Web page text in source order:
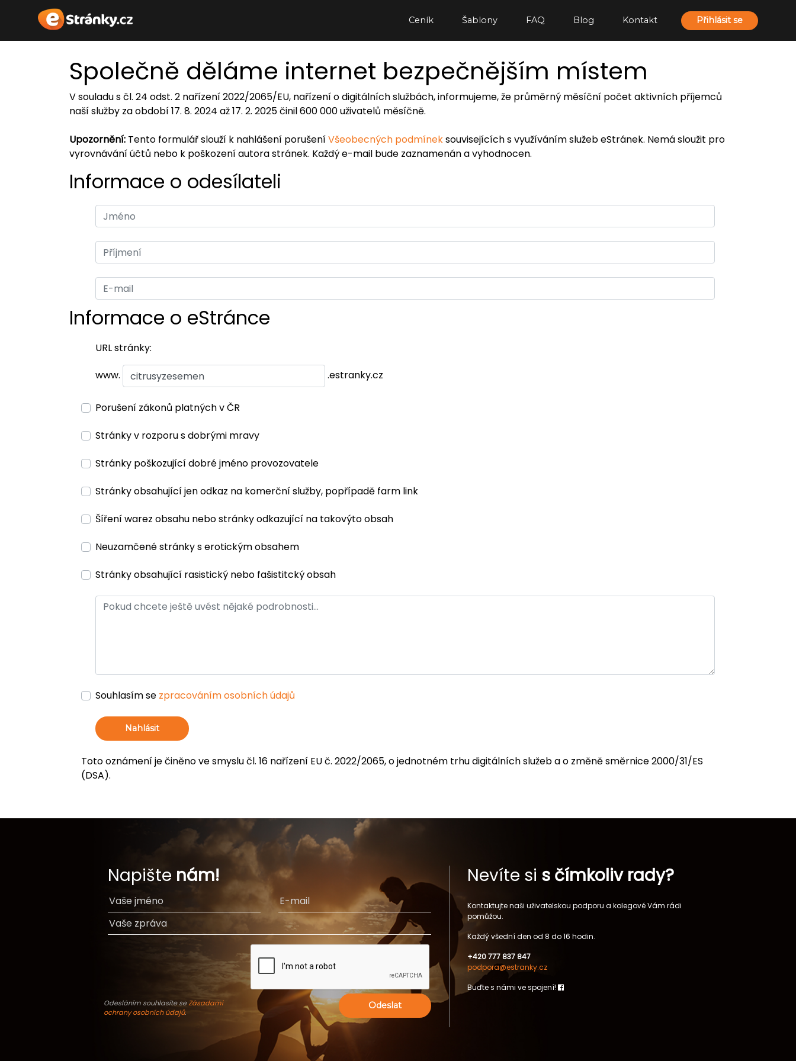
Ceník Šablony FAQ Blog Kontakt Přihlásit se
Společně děláme internet bezpečnějším místem
V souladu s čl. 24 odst. 2 nařízení 2022/2065/EU, nařízení o digitálních službách, informujeme, že průměrný měsíční počet aktivních příjemců
naší služby za období 17. 8. 2024 až 17. 2. 2025 činil 600 000 uživatelů měsíčně.
Upozornění: Tento formulář slouží k nahlášení porušeníVšeobecných podmíneksouvisejících s využíváním služeb eStránek. Nemá sloužit pro
vyrovnávání účtů nebo k poškození autora stránek. Každý e-mail bude zaznamenán a vyhodnocen.
Informace o odesílateli
Informace o eStránce
URL stránky:
www. .estranky.cz
Porušení zákonů platných v ČR
Stránky v rozporu s dobrými mravy
Stránky poškozující dobré jméno provozovatele
Stránky obsahující jen odkaz na komerční služby, popřípadě farm link
Šíření warez obsahu nebo stránky odkazující na takovýto obsah
Neuzamčené stránky s erotickým obsahem
Stránky obsahující rasistický nebo fašistitcký obsah
Souhlasím se zpracováním osobních údajů
Nahlásit
Toto oznámení je činěno ve smyslu čl. 16 nařízení EU č. 2022/2065, o jednotném trhu digitálních služeb a o změně směrnice 2000/31/ES
(DSA).
Napište nám!
Odesláním souhlasíte seZásadami
ochrany osobních údajů.
Odeslat
Nevíte si s čímkoliv rady?
Kontaktujte naši uživatelskou podporu a kolegové Vám rádi
pomůžou.
Každý všední den od 8 do 16 hodin.
+420 777 837 847
podpora@estranky.cz
Buďte s námi ve spojení!